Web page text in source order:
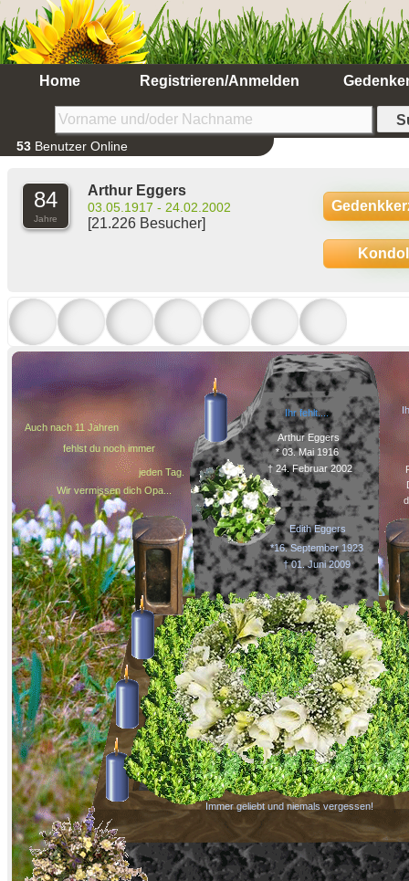
Home Registrieren/Anmelden
53 Benutzer Online
84
Jahre
Arthur Eggers
03.05.1917 - 24.02.2002
[21.226 Besucher]
* 03. Mai 1916
Arthur Eggers
† 24. Februar 2002
Auch nach 11 Jahren
fehlst du noch immer
jeden Tag.
Immer geliebt und niemals vergessen!
Ihr fehlt....
Edith Eggers
*16. September 1923
† 01. Juni 2009
Wir vermissen dich Opa...